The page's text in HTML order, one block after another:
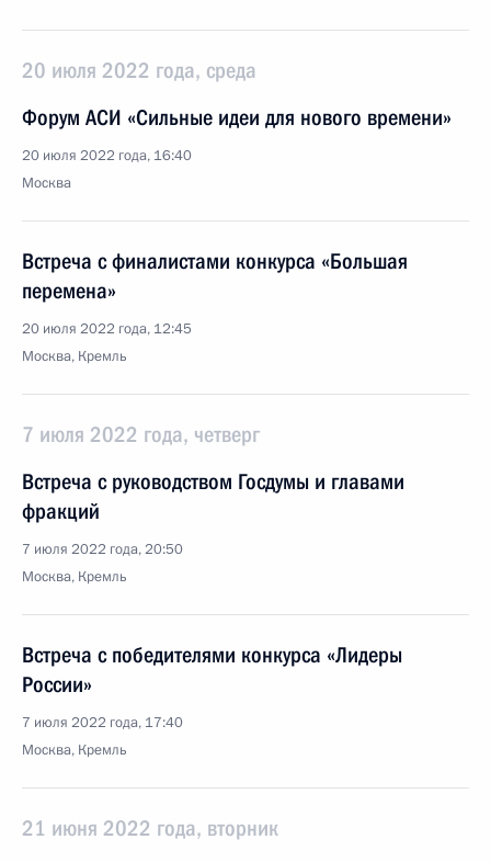
20 июля 2022 года, среда
Форум АСИ «Сильные идеи для нового времени»
20 июля 2022 года, 16:40
Москва
Встреча с финалистами конкурса «Большая
перемена»
20 июля 2022 года, 12:45
Москва, Кремль
7 июля 2022 года, четверг
Встреча с руководством Госдумы и главами
фракций
7 июля 2022 года, 20:50
Москва, Кремль
Встреча с победителями конкурса «Лидеры
России»
7 июля 2022 года, 17:40
Москва, Кремль
21 июня 2022 года, вторник